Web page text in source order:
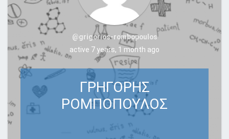
@grigorios-rombopoulos
active 7 years, 1 month ago
ΓΡΗΓΟΡΗΣ
ΡΟΜΠΟΠΟΥΛΟΣ